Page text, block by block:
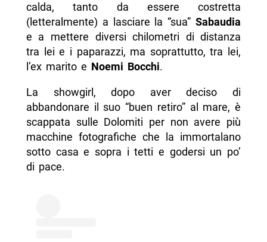
calda, tanto da essere costretta
(letteralmente) a lasciare la “sua”Sabaudia
e a mettere diversi chilometri di distanza
tra lei e i paparazzi, ma soprattutto, tra lei,
l’ex marito e Noemi Bocchi.
La showgirl, dopo aver deciso di
abbandonare il suo “buen retiro” al mare, è
scappata sulle Dolomiti per non avere più
macchine fotografiche che la immortalano
sotto casa e sopra i tetti e godersi un po’
di pace.